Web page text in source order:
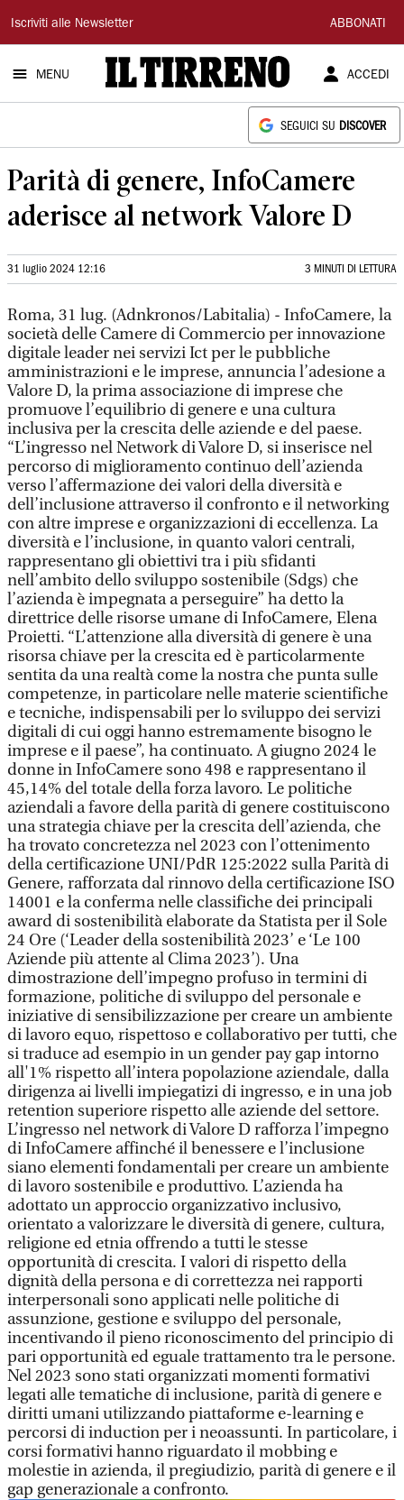
Il
Tirreno
Iscriviti alle Newsletter ABBONATI
MENU ACCEDI
SEGUICI SU DISCOVER
Parità di genere, InfoCamere
aderisce al network Valore D
31 luglio 2024 12:16 3 MINUTI DI LETTURA
Roma, 31 lug. (Adnkronos/Labitalia) - InfoCamere, la
società delle Camere di Commercio per innovazione
digitale leader nei servizi Ict per le pubbliche
amministrazioni e le imprese, annuncia l’adesione a
Valore D, la prima associazione di imprese che
promuove l’equilibrio di genere e una cultura
inclusiva per la crescita delle aziende e del paese.
“L’ingresso nel Network di Valore D, si inserisce nel
percorso di miglioramento continuo dell’azienda
verso l’affermazione dei valori della diversità e
dell’inclusione attraverso il confronto e il networking
con altre imprese e organizzazioni di eccellenza. La
diversità e l’inclusione, in quanto valori centrali,
rappresentano gli obiettivi tra i più sfidanti
nell’ambito dello sviluppo sostenibile (Sdgs) che
l’azienda è impegnata a perseguire” ha detto la
direttrice delle risorse umane di InfoCamere, Elena
Proietti. “L’attenzione alla diversità di genere è una
risorsa chiave per la crescita ed è particolarmente
sentita da una realtà come la nostra che punta sulle
competenze, in particolare nelle materie scientifiche
e tecniche, indispensabili per lo sviluppo dei servizi
digitali di cui oggi hanno estremamente bisogno le
imprese e il paese”, ha continuato. A giugno 2024 le
donne in InfoCamere sono 498 e rappresentano il
45,14% del totale della forza lavoro. Le politiche
aziendali a favore della parità di genere costituiscono
una strategia chiave per la crescita dell’azienda, che
ha trovato concretezza nel 2023 con l’ottenimento
della certificazione UNI/PdR 125:2022 sulla Parità di
Genere, rafforzata dal rinnovo della certificazione ISO
14001 e la conferma nelle classifiche dei principali
award di sostenibilità elaborate da Statista per il Sole
24 Ore (‘Leader della sostenibilità 2023’ e ‘Le 100
Aziende più attente al Clima 2023’). Una
dimostrazione dell’impegno profuso in termini di
formazione, politiche di sviluppo del personale e
iniziative di sensibilizzazione per creare un ambiente
di lavoro equo, rispettoso e collaborativo per tutti, che
si traduce ad esempio in un gender pay gap intorno
all'1% rispetto all’intera popolazione aziendale, dalla
dirigenza ai livelli impiegatizi di ingresso, e in una job
retention superiore rispetto alle aziende del settore.
L’ingresso nel network di Valore D rafforza l’impegno
di InfoCamere affinché il benessere e l’inclusione
siano elementi fondamentali per creare un ambiente
di lavoro sostenibile e produttivo. L’azienda ha
adottato un approccio organizzativo inclusivo,
orientato a valorizzare le diversità di genere, cultura,
religione ed etnia offrendo a tutti le stesse
opportunità di crescita. I valori di rispetto della
dignità della persona e di correttezza nei rapporti
interpersonali sono applicati nelle politiche di
assunzione, gestione e sviluppo del personale,
incentivando il pieno riconoscimento del principio di
pari opportunità ed eguale trattamento tra le persone.
Nel 2023 sono stati organizzati momenti formativi
legati alle tematiche di inclusione, parità di genere e
diritti umani utilizzando piattaforme e-learning e
percorsi di induction per i neoassunti. In particolare, i
corsi formativi hanno riguardato il mobbing e
molestie in azienda, il pregiudizio, parità di genere e il
gap generazionale a confronto.